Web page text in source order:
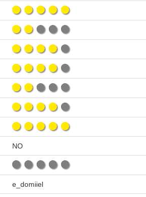
NO
e_domiiel